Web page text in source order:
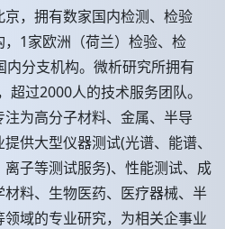
，拥有数家国内检测、检验
，1家欧洲（荷兰）检验、检
分支机构。微析研究所拥有
过2000人的技术服务团队。
为高分子材料、金属、半导
供大型仪器测试(光谱、能谱、
子等测试服务)、性能测试、成
料、生物医药、医疗器械、半
域的专业研究，为相关企事业